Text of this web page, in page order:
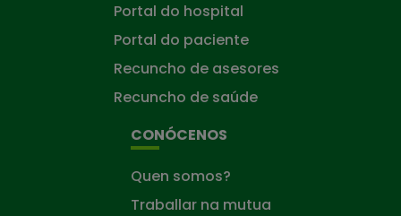
Portal do hospital
Portal do paciente
Recuncho de asesores
Recuncho de saúde
CONÓCENOS
Quen somos?
Traballar na mutua